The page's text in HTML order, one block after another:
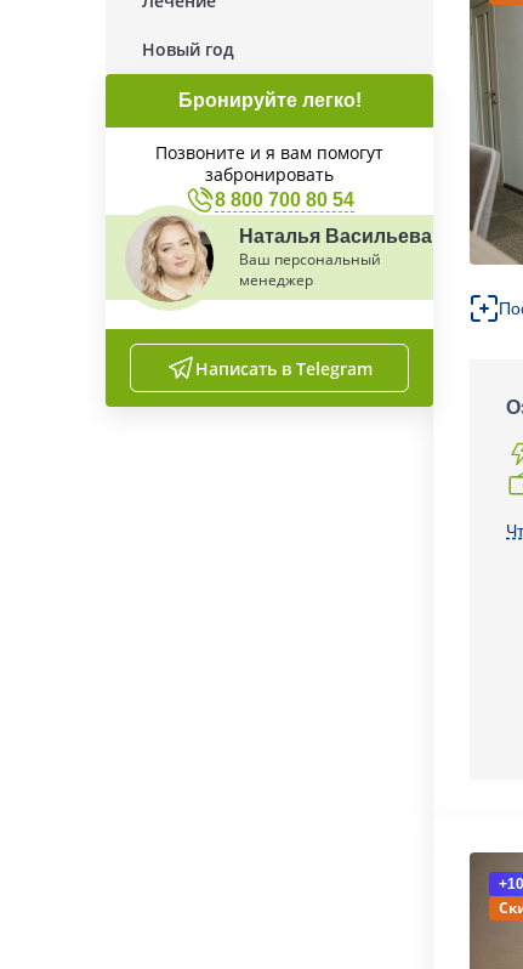
Новый год
Бронируйте легко!
Позвоните и я вам помогут
забронировать
8 800 700 80 54
Наталья Васильева
Ваш персональный
менеджер
Написать в Telegram